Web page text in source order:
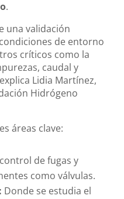
.
una validación
de entorno
críticos como la
caudal y
Lidia Martínez,
Hidrógeno
áreas clave:
de fugas y
como válvulas.
Donde se estudia el